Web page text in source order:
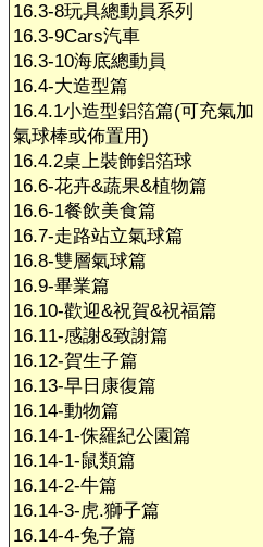
16.3-8玩具總動員系列
16.3-9Cars汽車
16.3-10海底總動員
16.4-大造型篇
16.4.1小造型鋁箔篇(可充氣加
氣球棒或佈置用)
16.4.2桌上裝飾鋁箔球
16.6-花卉&蔬果&植物篇
16.6-1餐飲美食篇
16.7-走路站立氣球篇
16.8-雙層氣球篇
16.9-畢業篇
16.10-歡迎&祝賀&祝福篇
16.11-感謝&致謝篇
16.12-賀生子篇
16.13-早日康復篇
16.14-動物篇
16.14-1-侏羅紀公園篇
16.14-1-鼠類篇
16.14-2-牛篇
16.14-3-虎.獅子篇
16.14-4-兔子篇